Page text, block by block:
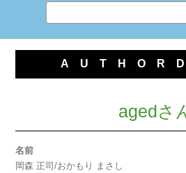
agedさ
名前
岡森 正司/おかもり まさし